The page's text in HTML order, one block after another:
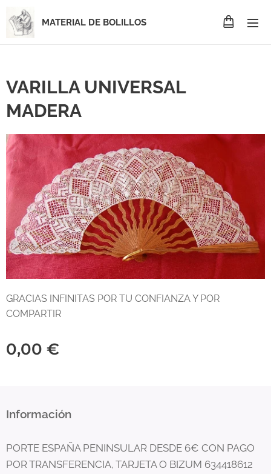
MATERIAL DE BOLILLOS
VARILLA UNIVERSAL
MADERA
GRACIAS INFINITAS POR TU CONFIANZA Y POR
COMPARTIR
0,00 €
Información
PORTE ESPAÑA PENINSULAR DESDE 6€ CON PAGO
POR TRANSFERENCIA, TARJETA O BIZUM 634418612